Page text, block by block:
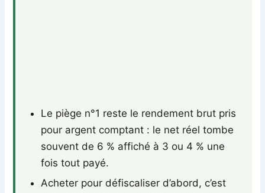
Le piège n°1 reste le rendement brut pris
pour argent comptant : le net réel tombe
souvent de 6 % affiché à 3 ou 4 % une
fois tout payé.
Acheter pour défiscaliser d’abord, c’est